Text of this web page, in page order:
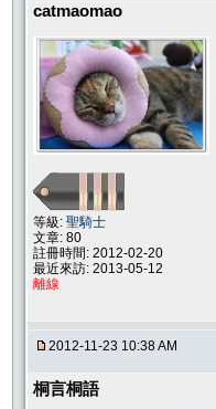
catmaomao
等級: 聖騎士
文章: 80
註冊時間: 2012-02-20
最近來訪: 2013-05-12
離線
2012-11-23 10:38 AM
桐言桐語